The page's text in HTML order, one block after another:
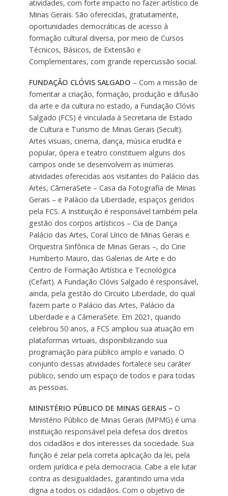
atividades, com forte impacto no fazer artístico de
Minas Gerais. São oferecidas, gratuitamente,
oportunidades democráticas de acesso à
formação cultural diversa, por meio de Cursos
Técnicos, Básicos, de Extensão e
Complementares, com grande repercussão social.
FUNDAÇÃO CLÓVIS SALGADO – Com a missão de
fomentar a criação, formação, produção e difusão
da arte e da cultura no estado, a Fundação Clóvis
Salgado (FCS) é vinculada à Secretaria de Estado
de Cultura e Turismo de Minas Gerais (Secult).
Artes visuais, cinema, dança, música erudita e
popular, ópera e teatro constituem alguns dos
campos onde se desenvolvem as inúmeras
atividades oferecidas aos visitantes do Palácio das
Artes, CâmeraSete – Casa da Fotografia de Minas
Gerais – e Palácio da Liberdade, espaços geridos
pela FCS. A Instituição é responsável também pela
gestão dos corpos artísticos – Cia de Dança
Palácio das Artes, Coral Lírico de Minas Gerais e
Orquestra Sinfônica de Minas Gerais –, do Cine
Humberto Mauro, das Galerias de Arte e do
Centro de Formação Artística e Tecnológica
(Cefart). A Fundação Clóvis Salgado é responsável,
ainda, pela gestão do Circuito Liberdade, do qual
fazem parte o Palácio das Artes, Palácio da
Liberdade e a CâmeraSete. Em 2021, quando
celebrou 50 anos, a FCS ampliou sua atuação em
plataformas virtuais, disponibilizando sua
programação para público amplo e variado. O
conjunto dessas atividades fortalece seu caráter
público, sendo um espaço de todos e para todas
as pessoas.
MINISTÉRIO PÚBLICO DE MINAS GERAIS – O
Ministério Público de Minas Gerais (MPMG) é uma
instituição responsável pela defesa dos direitos
dos cidadãos e dos interesses da sociedade. Sua
função é zelar pela correta aplicação da lei, pela
ordem jurídica e pela democracia. Cabe a ele lutar
contra as desigualdades, garantindo uma vida
digna a todos os cidadãos. Com o objetivo de